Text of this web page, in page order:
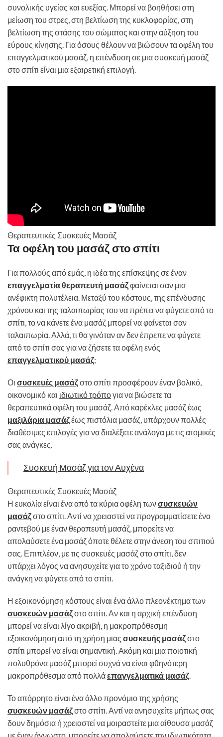
συνολικής υγείας και ευεξίας. Μπορεί να βοηθήσει στη
μείωση του στρες, στη βελτίωση της κυκλοφορίας, στη
βελτίωση της στάσης του σώματος και στην αύξηση του
εύρους κίνησης. Για όσους θέλουν να βιώσουν τα οφέλη του
επαγγελματικού μασάζ, η επένδυση σε μια συσκευή μασάζ
στο σπίτι είναι μια εξαιρετική επιλογή.
Θεραπευτικές Συσκευές Μασάζ
Τα οφέλη του μασάζ στο σπίτι
Για πολλούς από εμάς, η ιδέα της επίσκεψης σε έναν
επαγγελματία θεραπευτή μασάζφαίνεται σαν μια
ανέφικτη πολυτέλεια. Μεταξύ του κόστους, της επένδυσης
χρόνου και της ταλαιπωρίας του να πρέπει να φύγετε από το
σπίτι, το να κάνετε ένα μασάζ μπορεί να φαίνεται σαν
ταλαιπωρία. Αλλά, τι θα γινόταν αν δεν έπρεπε να φύγετε
από το σπίτι σας για να ζήσετε τα οφέλη ενός
επαγγελματικού μασάζ;
Οι συσκευές μασάζστο σπίτι προσφέρουν έναν βολικό,
οικονομικό και ιδιωτικό τρόπογια να βιώσετε τα
θεραπευτικά οφέλη του μασάζ. Από καρέκλες μασάζ έως
μαξιλάρια μασάζέως πιστόλια μασάζ, υπάρχουν πολλές
διαθέσιμες επιλογές για να διαλέξετε ανάλογα με τις ατομικές
σας ανάγκες.
Συσκευή Μασάζ για τον Αυχένα
Θεραπευτικές Συσκευές Μασάζ
Η ευκολία είναι ένα από τα κύρια οφέλη τωνσυσκευών
μασάζστο σπίτι. Αντί να χρειαστεί να προγραμματίσετε ένα
ραντεβού με έναν θεραπευτή μασάζ, μπορείτε να
απολαύσετε ένα μασάζ όποτε θέλετε στην άνεση του σπιτιού
σας. Επιπλέον, με τις συσκευές μασάζ στο σπίτι, δεν
υπάρχει λόγος να ανησυχείτε για το χρόνο ταξιδιού ή την
ανάγκη να φύγετε από το σπίτι.
Η εξοικονόμηση κόστους είναι ένα άλλο πλεονέκτημα των
συσκευών μασάζστο σπίτι. Αν και η αρχική επένδυση
μπορεί να είναι λίγο ακριβή, η μακροπρόθεσμη
εξοικονόμηση από τη χρήση μιας συσκευής μασάζστο
σπίτι μπορεί να είναι σημαντική. Ακόμη και μια ποιοτική
πολυθρόνα μασάζ μπορεί συχνά να είναι φθηνότερη
μακροπρόθεσμα από πολλάεπαγγελματικά μασάζ
Το απόρρητο είναι ένα άλλο προνόμιο της χρήσης
συσκευών μασάζστο σπίτι. Αντί να ανησυχείτε μήπως σας
δουν δημόσια ή χρειαστεί να μοιραστείτε μια αίθουσα μασάζ